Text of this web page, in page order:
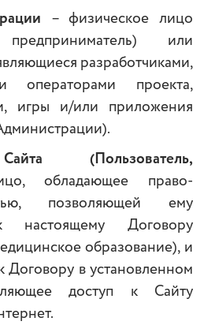
– физическое лицо
предприниматель) или
разработчиками,
операторами проекта,
игры и/или приложения
(Пользователь,
обладающее право-
позволяющей ему
настоящему Договору
образование), и
Договору в установленном
доступ к Сайту